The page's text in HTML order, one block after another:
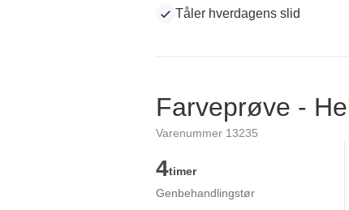
Tåler hverdagens slid
Farveprøve -
Varenummer 13235
4timer
Genbehandlingstør